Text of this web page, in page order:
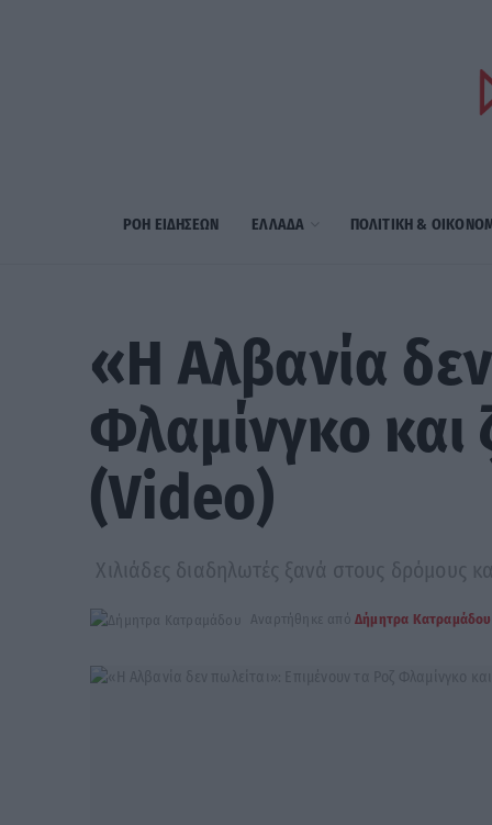
ΡΟΗ ΕΙΔΗΣΕΩΝ ΕΛΛΑΔΑ ΠΟΛΙΤΙΚΗ &
«Η Αλβανία
Φλαμίνγκο και
(Video)
Χιλιάδες διαδηλωτές ξανά στους δρόμους
Αναρτήθηκε από Δήμητρα Κατραμάδου